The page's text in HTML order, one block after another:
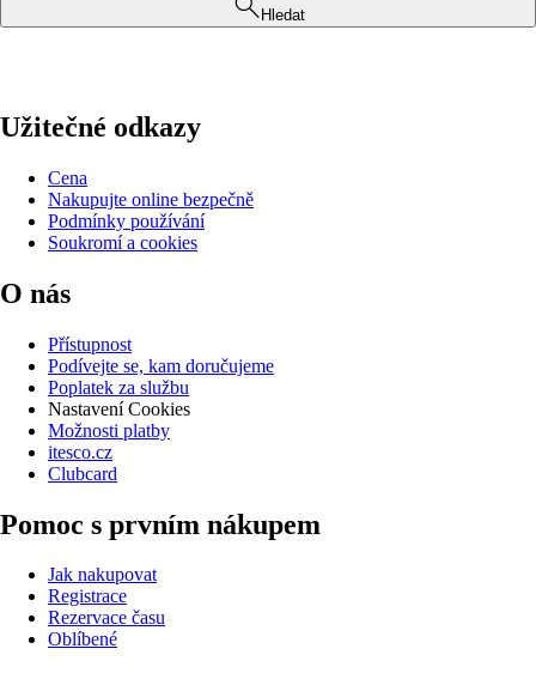
Hledat
Užitečné odkazy
Cena
Nakupujte online bezpečně
Podmínky používání
Soukromí a cookies
O nás
Přístupnost
Podívejte se, kam doručujeme
Poplatek za službu
Nastavení Cookies
Možnosti platby
itesco.cz
Clubcard
Pomoc s prvním nákupem
Jak nakupovat
Registrace
Rezervace času
Oblíbené